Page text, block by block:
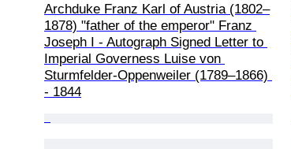
Archduke Franz Karl of Austria (1802–
1878) "father of the emperor" Franz
Joseph I - Autograph Signed Letter to
Imperial Governess Luise von
Sturmfelder-Oppenweiler (1789–1866)
- 1844